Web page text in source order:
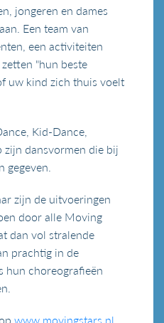
jongeren en dames
Een team van
een activiteiten
"hun beste
uw kind zich thuis voelt
Kid-Dance,
dansvormen die bij
gegeven.
zijn de uitvoeringen
door alle Moving
dan vol stralende
prachtig in de
hun choreografieën
www.movingstars.nl